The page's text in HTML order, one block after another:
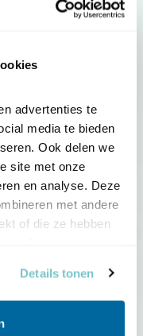
advertenties te
media te bieden
Ook delen we
site met onze
en analyse. Deze
met andere
of die ze hebben
Details tonen